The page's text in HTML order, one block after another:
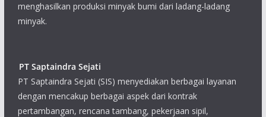
menghasilkan produksi minyak bumi dari ladang-ladang
minyak.
PT Saptaindra Sejati
PT Saptaindra Sejati (SIS) menyediakan berbagai layanan
dengan mencakup berbagai aspek dari kontrak
pertambangan, rencana tambang, pekerjaan sipil,